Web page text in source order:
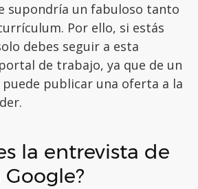
supondría un fabuloso tanto
Por ello, si estás
debes seguir a esta
de trabajo, ya que de un
publicar una oferta a la
la entrevista de